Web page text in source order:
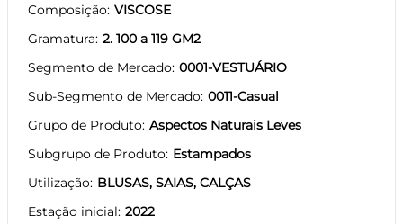
Composição VISCOSE
Gramatura 2. 100 a 119 GM2
Segmento de Mercado 0001-VESTUÁRIO
Sub-Segmento de Mercado 0011-Casual
Grupo de Produto Aspectos Naturais Leves
Subgrupo de Produto Estampados
Utilização BLUSAS, SAIAS, CALÇAS
Estação inicial 2022